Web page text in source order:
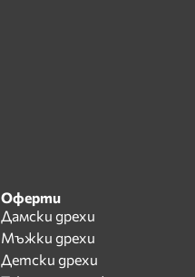
Оферти
Дамски дрехи
Мъжки дрехи
Детски дрехи